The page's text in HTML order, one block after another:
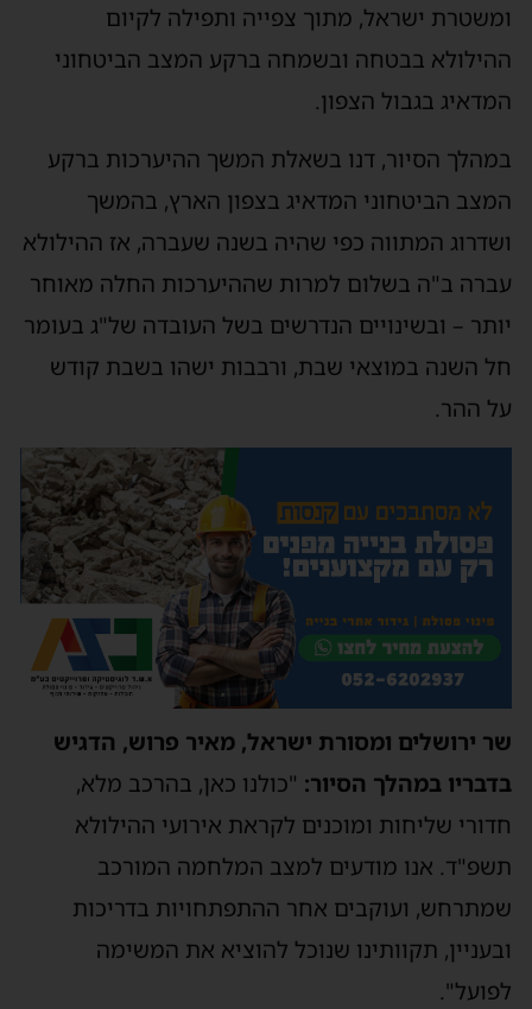
ומשטרת ישראל, מתוך צפייה ותפילה לקיום
ההילולא בבטחה ובשמחה ברקע המצב הביטחוני
המדאיג בגבול הצפון.
במהלך הסיור, דנו בשאלת המשך ההיערכות ברקע
המצב הביטחוני המדאיג בצפון הארץ, בהמשך
ושדרוג המתווה כפי שהיה בשנה שעברה, אז ההילולא
עברה ב"ה בשלום למרות שההיערכות החלה מאוחר
יותר – ובשינויים הנדרשים בשל העובדה של"ג בעומר
חל השנה במוצאי שבת, ורבבות ישהו בשבת קודש
על ההר.
שר ירושלים ומסורת ישראל, מאיר פרוש, הדגיש
בדבריו במהלך הסיור: "כולנו כאן, בהרכב מלא,
חדורי שליחות ומוכנים לקראת אירועי ההילולא
תשפ"ד. אנו מודעים למצב המלחמה המורכב
שמתרחש, ועוקבים אחר ההתפתחויות בדריכות
ובעניין, תקוותינו שנוכל להוציא את המשימה
לפועל".